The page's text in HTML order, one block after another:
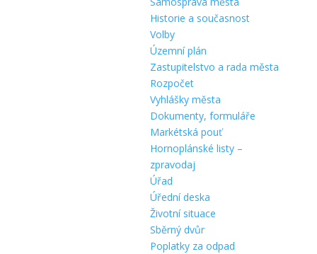
Historie a současnost
Volby
Územní plán
Zastupitelstvo a rada města
Rozpočet
Vyhlášky města
Dokumenty, formuláře
Markétská pouť
Hornoplánské listy –
zpravodaj
Úřad
Úřední deska
Životní situace
Sběrný dvůr
Poplatky za odpad